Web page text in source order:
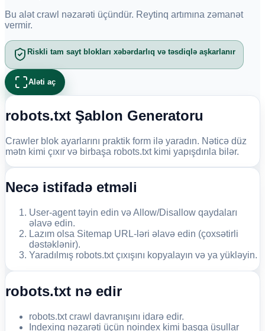
Bu alət crawl nəzarəti üçündür. Reytinq artımına zəmanət
vermir.
Riskli tam sayt blokları xəbərdarlıq və təsdiqlə aşkarlanır
Aləti aç
robots.txt Şablon Generatoru
Crawler blok ayarlarını praktik form ilə yaradın. Nəticə düz
mətn kimi çıxır və birbaşa robots.txt kimi yapışdırıla bilər.
Necə istifadə etməli
User-agent təyin edin və Allow/Disallow qaydaları
əlavə edin.
Lazım olsa Sitemap URL-ləri əlavə edin (çoxsətirli
dəstəklənir).
Yaradılmış robots.txt çıxışını kopyalayın və ya yükləyin.
robots.txt nə edir
robots.txt crawl davranışını idarə edir.
Indexing nəzarəti üçün noindex kimi başqa üsullar